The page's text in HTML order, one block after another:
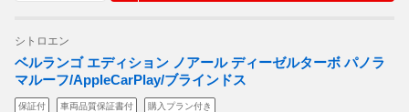
シトロエン
ベルランゴ エディション ノアール ディーゼルターボ パノラ
マルーフ/AppleCarPlay/ブラインドス
保証付 車両品質保証書付 購入プラン付き